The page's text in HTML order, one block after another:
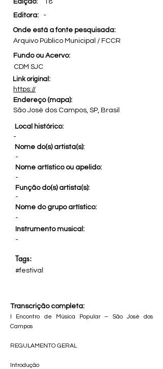
Edição:
18
Editora:
-
Onde está a fonte pesquisada:
Arquivo Público Municipal / FCCR
Fundo ou Acervo:
CDM SJC
Link original:
https://
Endereço (mapa):
São José dos Campos, SP, Brasil
Local histórico:
-
Nome do(s) artista(s):
-
Nome artístico ou apelido:
-
Função do(s) artista(s):
-
Nome do grupo artístico:
-
Instrumento musical:
-
Tags:
#festival
Transcrição completa:
I Encontro de Música Popular – São José dos
Campos
REGULAMENTO GERAL
Introdução